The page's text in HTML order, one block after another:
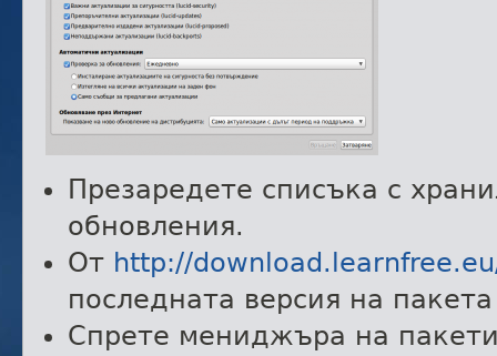
Презаредете списъка с
обновления.
От http://
последната версия на
Спрете мениджъра на